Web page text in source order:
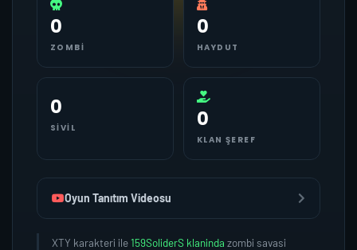
0
ZOMBI
0
HAYDUT
0
SIVIL 0
KLAN ŞEREF
Oyun Tanıtım Videosu
XTY karakteri ile159SoliderS klaninda zombi savasi